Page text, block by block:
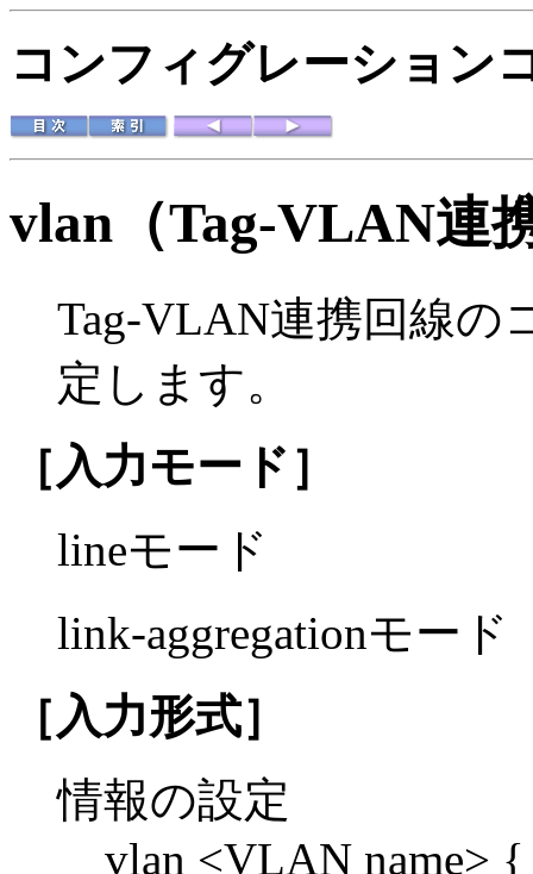
コンフィグレーション
vlan （Tag-VLAN連
Tag-VLAN連携回線の
定します。
［入力モード］
lineモード
link-aggregationモード
［入力形式］
情報の設定
vlan <VLAN name>